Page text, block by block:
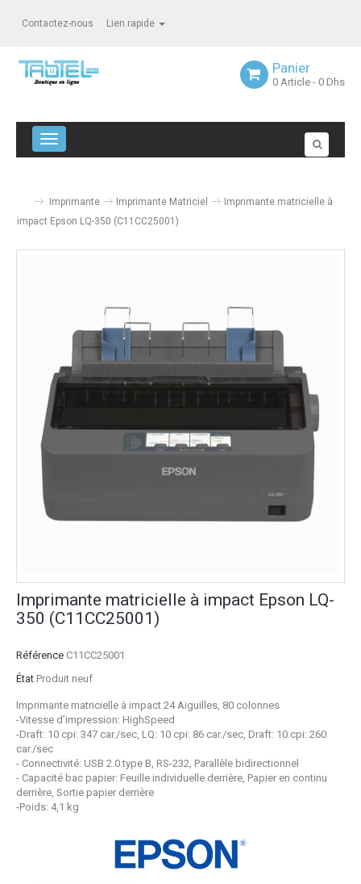
Contactez-nous Lien rapide
Panier
0 Article - 0 Dhs
Navigation bascule
Imprimante Imprimante Matriciel
Imprimante matricielle à
impact Epson LQ-350 (C11CC25001)
Imprimante matricielle à impact Epson LQ-
350 (C11CC25001)
Référence C11CC25001
État Produit neuf
Imprimante matricielle à impact 24 Aiguilles, 80 colonnes
-Vitesse d’impression: HighSpeed
-Draft: 10 cpi: 347 car./sec, LQ: 10 cpi: 86 car./sec, Draft: 10 cpi: 260
car./sec
- Connectivité: USB 2.0 type B, RS-232, Parallèle bidirectionnel
- Capacité bac papier: Feuille individuelle derrière, Papier en continu
derrière, Sortie papier derrière
-Poids: 4,1 kg